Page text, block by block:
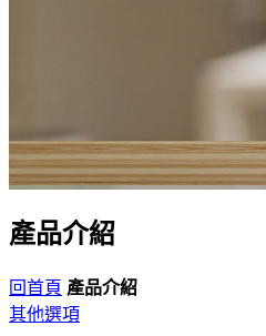
產品介紹
回首頁 產品介紹
其他選項